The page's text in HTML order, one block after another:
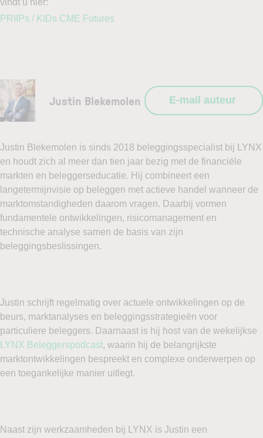
vindt u hier:
PRIIPs / KIDs CME Futures
Justin Blekemolen E-mail auteur
Justin Blekemolen is sinds 2018 beleggingsspecialist bij LYNX
en houdt zich al meer dan tien jaar bezig met de financiële
markten en beleggerseducatie. Hij combineert een
langetermijnvisie op beleggen met actieve handel wanneer de
marktomstandigheden daarom vragen. Daarbij vormen
fundamentele ontwikkelingen, risicomanagement en
technische analyse samen de basis van zijn
beleggingsbeslissingen.
Justin schrijft regelmatig over actuele ontwikkelingen op de
beurs, marktanalyses en beleggingsstrategieën voor
particuliere beleggers. Daarnaast is hij host van de wekelijkse
LYNX Beleggerspodcast, waarin hij de belangrijkste
marktontwikkelingen bespreekt en complexe onderwerpen op
een toegankelijke manier uitlegt.
Naast zijn werkzaamheden bij LYNX is Justin een